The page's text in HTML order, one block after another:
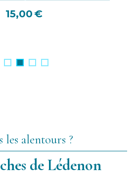
15,00 €
les alentours ?
de Lédenon